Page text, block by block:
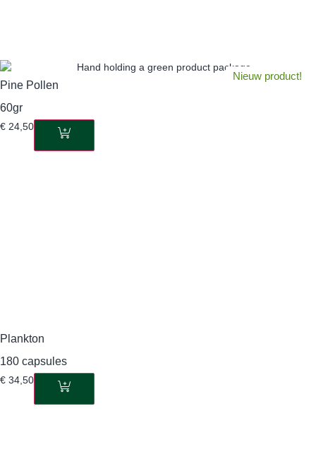
Nieuw product!
Pine Pollen
60gr
€ 24,50
Plankton
180 capsules
€ 34,50